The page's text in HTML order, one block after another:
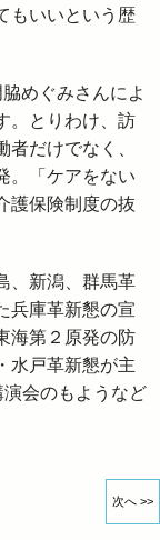
もいいという歴
めぐみさんによ
。とりわけ、訪
だけでなく、
。「ケアをない
護保険制度の抜
、新潟、群馬革
兵庫革新懇の宣
海第２原発の防
水戸革新懇が主
会のもようなど
次へ >>